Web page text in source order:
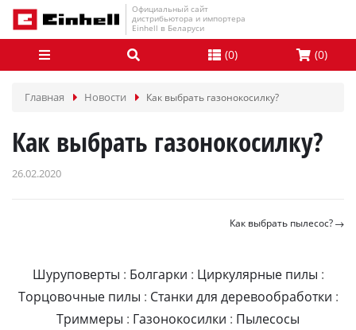
Официальный сайт
дистрибьютора и импортера
Einhell в Беларуси
(0) (0)
Главная Новости Как выбрать газонокосилку?
Как выбрать газонокосилку?
26.02.2020
Как выбрать пылесос?
Шуруповерты : Болгарки : Циркулярные пилы :
Торцовочные пилы : Станки для деревообработки :
Триммеры : Газонокосилки : Пылесосы